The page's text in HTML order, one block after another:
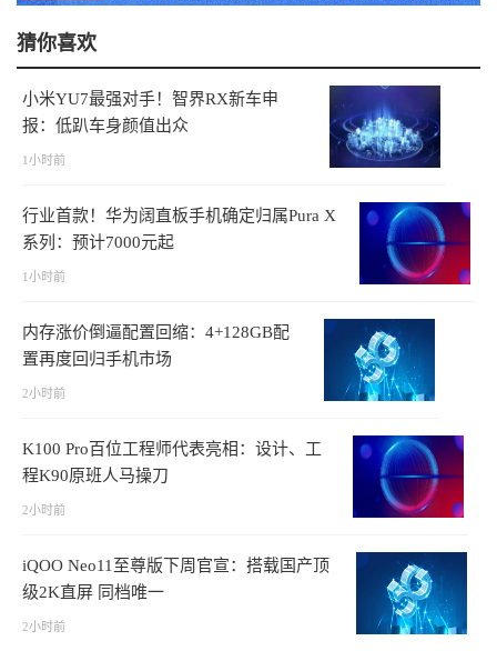
猜你喜欢
小米YU7最强对手！智界RX新车申
报：低趴车身颜值出众
1小时前
行业首款！华为阔直板手机确定归属Pura X
系列：预计7000元起
1小时前
内存涨价倒逼配置回缩：4+128GB配
置再度回归手机市场
2小时前
K100 Pro百位工程师代表亮相：设计、工
程K90原班人马操刀
2小时前
iQOO Neo11至尊版下周官宣：搭载国产顶
级2K直屏 同档唯一
2小时前